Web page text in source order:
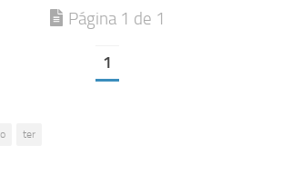
Página 1 de 1
1
ter